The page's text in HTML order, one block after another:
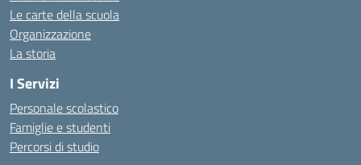
Le carte della scuola
Organizzazione
La storia
I Servizi
Personale scolastico
Famiglie e studenti
Percorsi di studio